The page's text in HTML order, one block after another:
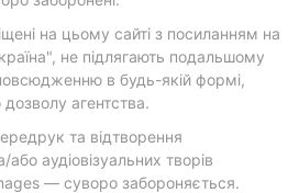
на цьому сайті з посиланням на
не підлягають подальшому
в будь-якій формі,
агентства.
та відтворення
або аудіовізуальних творів
— суворо забороняється.